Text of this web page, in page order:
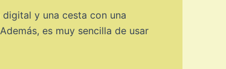
y una cesta con una
es muy sencilla de usar